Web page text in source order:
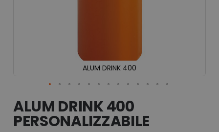
ALUM DRINK 400
all'inizio
della
galleria
di
ALUM DRINK 400